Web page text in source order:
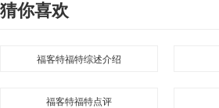
猜你喜欢
福客特福特综述介绍
福客特福特点评